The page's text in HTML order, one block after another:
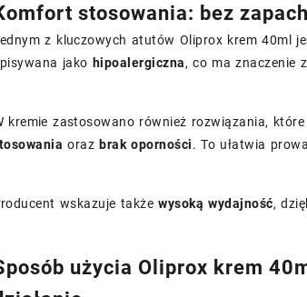
stosowania: bez
z kluczowych atutów Oliprox krem 40ml
jako hipoalergiczna, co ma znaczenie
kremie zastosowano również rozwiązania,
orazbrak oporności. To ułatwia
wskazuje takżewysoką wydajność,
użycia Oliprox krem